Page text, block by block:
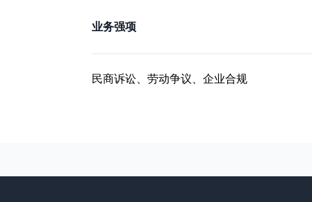
业务强项
民商诉讼、劳动争议、企业合规